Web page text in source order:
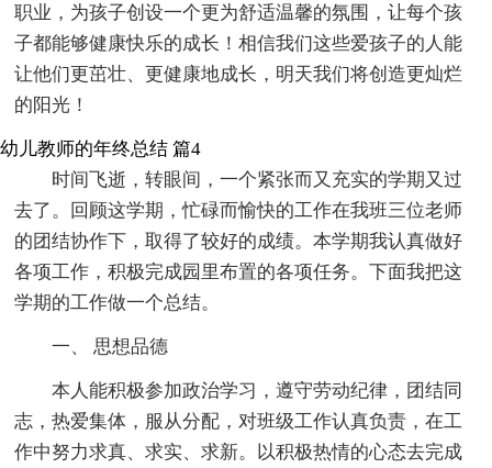
职业，为孩子创设一个更为舒适温馨的氛围，让每个孩
子都能够健康快乐的成长！相信我们这些爱孩子的人能
让他们更茁壮、更健康地成长，明天我们将创造更灿烂
的阳光！
幼儿教师的年终总结 篇4
时间飞逝，转眼间，一个紧张而又充实的学期又过
去了。回顾这学期，忙碌而愉快的工作在我班三位老师
的团结协作下，取得了较好的成绩。本学期我认真做好
各项工作，积极完成园里布置的各项任务。下面我把这
学期的工作做一个总结。
一、 思想品德
本人能积极参加政治学习，遵守劳动纪律，团结同
志，热爱集体，服从分配，对班级工作认真负责，在工
作中努力求真、求实、求新。以积极热情的心态去完成